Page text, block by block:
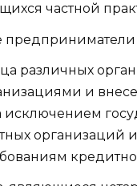
частной
различных
и
организаций